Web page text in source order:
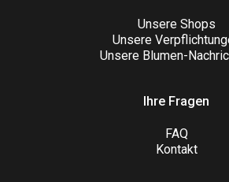
Unsere Shops
Unsere
Unsere Blumen-
Ihre Fragen
FAQ
Kontakt